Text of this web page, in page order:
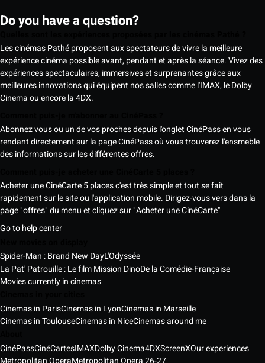
Do you have a question?
Les cinémas Pathé proposent aux spectateurs de vivre la meilleure
expérience cinéma possible avant, pendant et après la séance. Vivez des
expériences spectaculaires, immersives et surprenantes grâce aux
meilleures innovations qui équipent nos salles comme l'IMAX, le Dolby
Cinema ou encore la 4DX.
Abonnez vous ou un de vos proches depuis l'onglet CinéPass en vous
rendant directement sur la page CinéPass où vous trouverez l'ensmeble
des informations sur les différentes offres.
Acheter une CinéCarte 5 places c'est très simple et tout se fait
rapidement sur le site ou l'application mobile. Dirigez-vous vers dans la
page "offres" du menu et cliquez sur "Acheter une CinéCarte"
Go to help center
Spider-Man : Brand New DayL'Odyssée
La Pat' Patrouille : Le film Mission DinoDe la Comédie-Française
Movies currently in cinemas
Cinemas in ParisCinemas in LyonCinemas in Marseille
Cinemas in ToulouseCinemas in NiceCinemas around me
CinéPassCinéCartesIMAXDolby Cinema4DXScreenXOur experiences